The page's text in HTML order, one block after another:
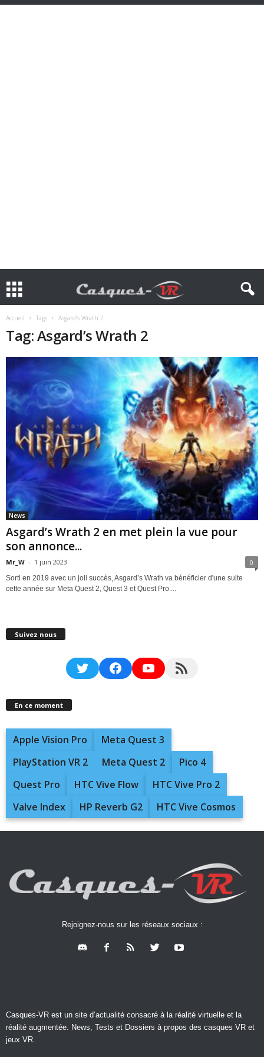
Accueil Tags Asgard’s Wrath 2
Tag: Asgard’s Wrath 2
News
Asgard’s Wrath 2 en met plein la vue pour
son annonce...
Mr_W - 1 juin 2023 0
Sorti en 2019 avec un joli succès, Asgard’s Wrath va bénéficier d'une suite
cette année sur Meta Quest 2, Quest 3 et Quest Pro....
Suivez nous
TwitterFacebookYouTubeRSS Feed
En ce moment
Apple Vision Pro
Meta Quest 3
PlayStation VR 2
Meta Quest 2
Pico 4
Quest Pro
HTC Vive Flow
HTC Vive Pro 2
Valve Index
HP Reverb G2 HTC Vive Cosmos
Rejoignez-nous sur les réseaux sociaux :
Casques-VR est un site d’actualité consacré à la réalité virtuelle et la
réalité augmentée. News, Tests et Dossiers à propos des casques VR et
jeux VR.